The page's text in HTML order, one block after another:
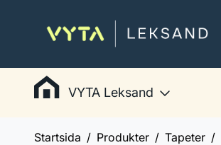
VYTA Leksand
Startsida Produkter Tapeter